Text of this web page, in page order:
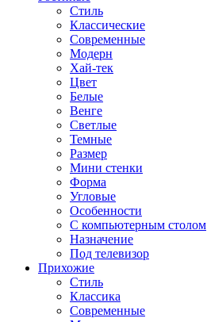
Стиль
Классические
Современные
Модерн
Хай-тек
Цвет
Белые
Венге
Светлые
Темные
Размер
Мини стенки
Форма
Угловые
Особенности
С компьютерным столом
Назначение
Под телевизор
Прихожие
Стиль
Классика
Современные